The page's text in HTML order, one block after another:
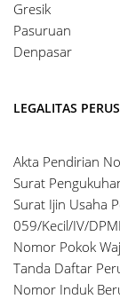
Gresik
Pasuruan
Denpasar
LEGALITAS
Akta Pendirian
Surat
Surat Ijin Usaha
059/Kecil/IV/
Nomor Pokok
Tanda Daftar
Nomor Induk